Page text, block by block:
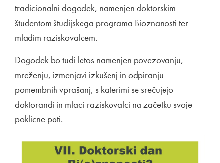
tradicionalni dogodek, namenjen doktorskim
študentom študijskega programa Bioznanosti ter
mladim raziskovalcem.
Dogodek bo tudi letos namenjen povezovanju,
mreženju, izmenjavi izkušenj in odpiranju
pomembnih vprašanj, s katerimi se srečujejo
doktorandi in mladi raziskovalci na začetku svoje
poklicne poti.